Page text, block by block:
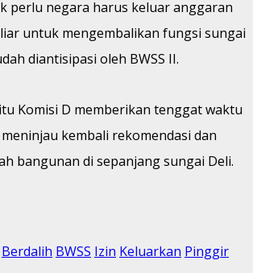
perlu negara harus keluar anggaran
untuk mengembalikan fungsi sungai
diantisipasi oleh BWSS II.
Komisi D memberikan tenggat waktu
kembali rekomendasi dan
bangunan di sepanjang sungai Deli.
Berdalih BWSS Izin Keluarkan Pinggir